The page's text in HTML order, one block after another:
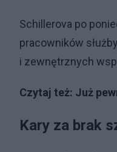
Schillerova po
pracowników
i zewnętrznych
Czytaj też: Już
Kary za brak